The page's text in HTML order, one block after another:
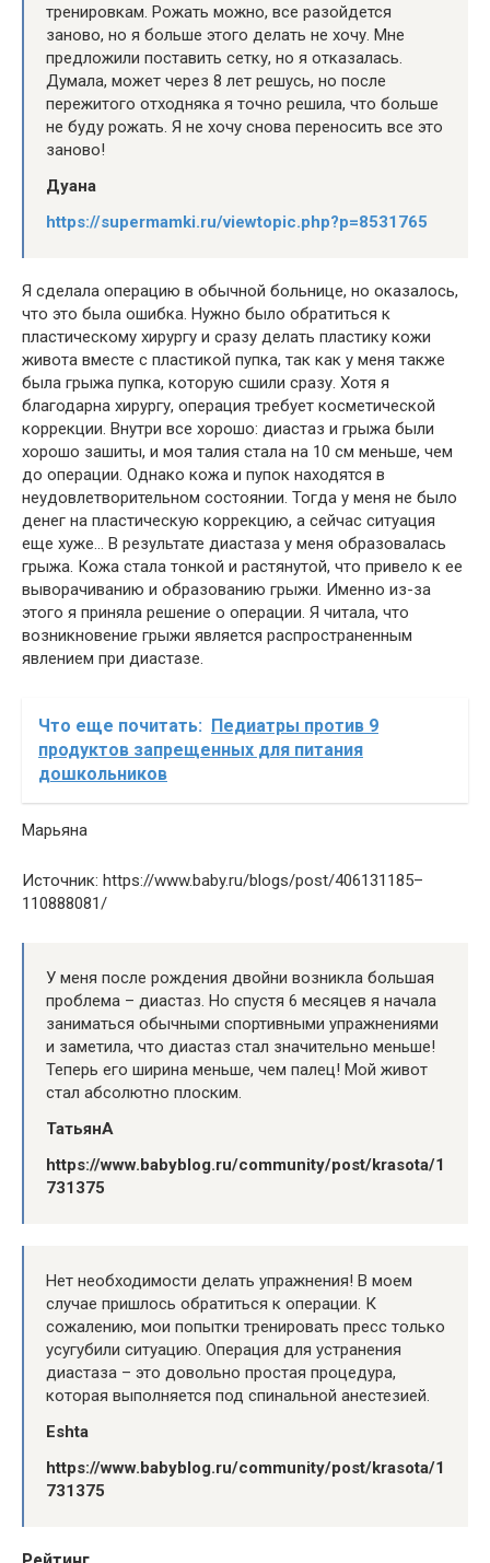
тренировкам. Рожать можно, все разойдется
заново, но я больше этого делать не хочу. Мне
предложили поставить сетку, но я отказалась.
Думала, может через 8 лет решусь, но после
пережитого отходняка я точно решила, что больше
не буду рожать. Я не хочу снова переносить все это
заново!
Дуана
https://supermamki.ru/viewtopic.php?p=8531765
Я сделала операцию в обычной больнице, но оказалось,
что это была ошибка. Нужно было обратиться к
пластическому хирургу и сразу делать пластику кожи
живота вместе с пластикой пупка, так как у меня также
была грыжа пупка, которую сшили сразу. Хотя я
благодарна хирургу, операция требует косметической
коррекции. Внутри все хорошо: диастаз и грыжа были
хорошо зашиты, и моя талия стала на 10 см меньше, чем
до операции. Однако кожа и пупок находятся в
неудовлетворительном состоянии. Тогда у меня не было
денег на пластическую коррекцию, а сейчас ситуация
еще хуже… В результате диастаза у меня образовалась
грыжа. Кожа стала тонкой и растянутой, что привело к ее
выворачиванию и образованию грыжи. Именно из-за
этого я приняла решение о операции. Я читала, что
возникновение грыжи является распространенным
явлением при диастазе.
Что еще почитать: Педиатры против 9
продуктов запрещенных для питания
дошкольников
Марьяна
Источник: https://www.baby.ru/blogs/post/406131185–
110888081/
У меня после рождения двойни возникла большая
проблема – диастаз. Но спустя 6 месяцев я начала
заниматься обычными спортивными упражнениями
и заметила, что диастаз стал значительно меньше!
Теперь его ширина меньше, чем палец! Мой живот
стал абсолютно плоским.
ТатьянА
https://www.babyblog.ru/community/post/krasota/1
731375
Нет необходимости делать упражнения! В моем
случае пришлось обратиться к операции. К
сожалению, мои попытки тренировать пресс только
усугубили ситуацию. Операция для устранения
диастаза – это довольно простая процедура,
которая выполняется под спинальной анестезией.
Eshta
https://www.babyblog.ru/community/post/krasota/1
731375